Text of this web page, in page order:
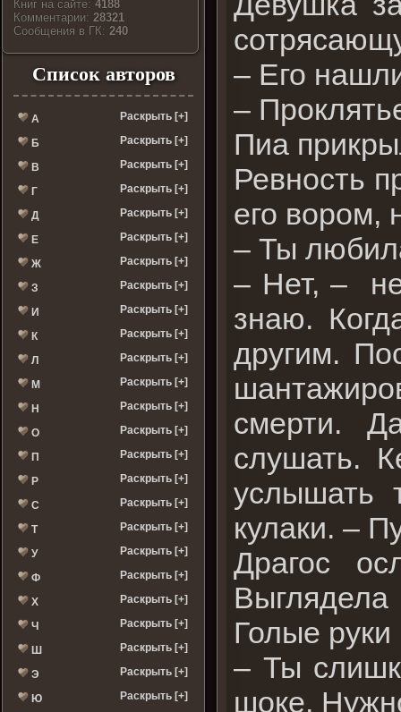
Книг на сайте:4188
Комментарии:28321
Cообщения в ГК:240
Список авторов
А Раскрыть [+]
Б Раскрыть [+]
В Раскрыть [+]
Г Раскрыть [+]
Д Раскрыть [+]
Е Раскрыть [+]
Ж Раскрыть [+]
З Раскрыть [+]
И Раскрыть [+]
К Раскрыть [+]
Л Раскрыть [+]
М Раскрыть [+]
Н Раскрыть [+]
О Раскрыть [+]
П Раскрыть [+]
Р Раскрыть [+]
С Раскрыть [+]
Т Раскрыть [+]
У Раскрыть [+]
Ф Раскрыть [+]
Х Раскрыть [+]
Ч Раскрыть [+]
Ш Раскрыть [+]
Э Раскрыть [+]
Ю Раскрыть [+]
– Его
–
Пиа
Ревность
его вором,
– Ты
– Нет, –
знаю.
другим.
смерти.
слушать.
услышать
кулаки. –
Драгос
Голые
– Ты
шоке.